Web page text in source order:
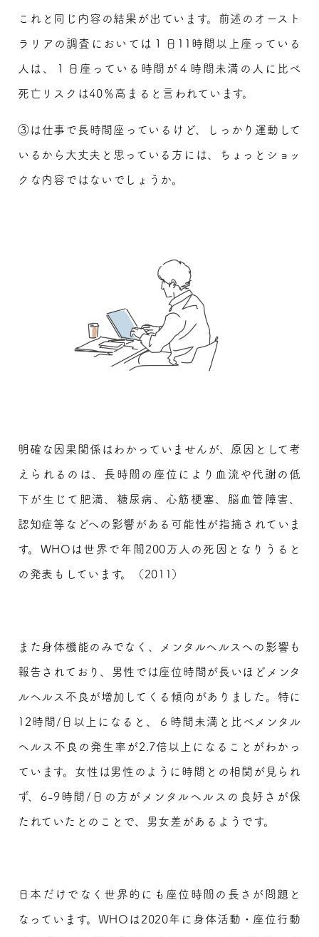
これと同じ内容の結果が出ています。前述のオースト
ラリアの調査においては１日11時間以上座っている
人は、１日座っている時間が４時間未満の人に比べ
死亡リスクは40％高まると言われています。
③は仕事で長時間座っているけど、しっかり運動して
いるから大丈夫と思っている方には、ちょっとショッ
クな内容ではないでしょうか。
明確な因果関係はわかっていませんが、原因として考
えられるのは、長時間の座位により血流や代謝の低
下が生じて肥満、糖尿病、心筋梗塞、脳血管障害、
認知症等などへの影響がある可能性が指摘されていま
す。WHOは世界で年間200万人の死因となりうると
の発表もしています。（2011）
また身体機能のみでなく、メンタルヘルスへの影響も
報告されており、男性では座位時間が長いほどメンタ
ルヘルス不良が増加してくる傾向がありました。特に
12時間/日以上になると、６時間未満と比べメンタル
ヘルス不良の発生率が2.7倍以上になることがわかっ
ています。女性は男性のように時間との相関が見られ
ず、6-9時間/日の方がメンタルヘルスの良好さが保
たれていたとのことで、男女差があるようです。
日本だけでなく世界的にも座位時間の長さが問題と
なっています。WHOは2020年に身体活動・座位行動